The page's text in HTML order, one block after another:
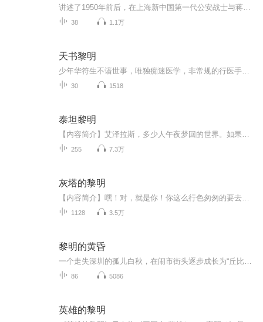
38 1.1万
天书黎明
30 1518
泰坦黎明
255 7.3万
灰塔的黎明
1128 3.5万
黎明的黄昏
86 5086
英雄的黎明